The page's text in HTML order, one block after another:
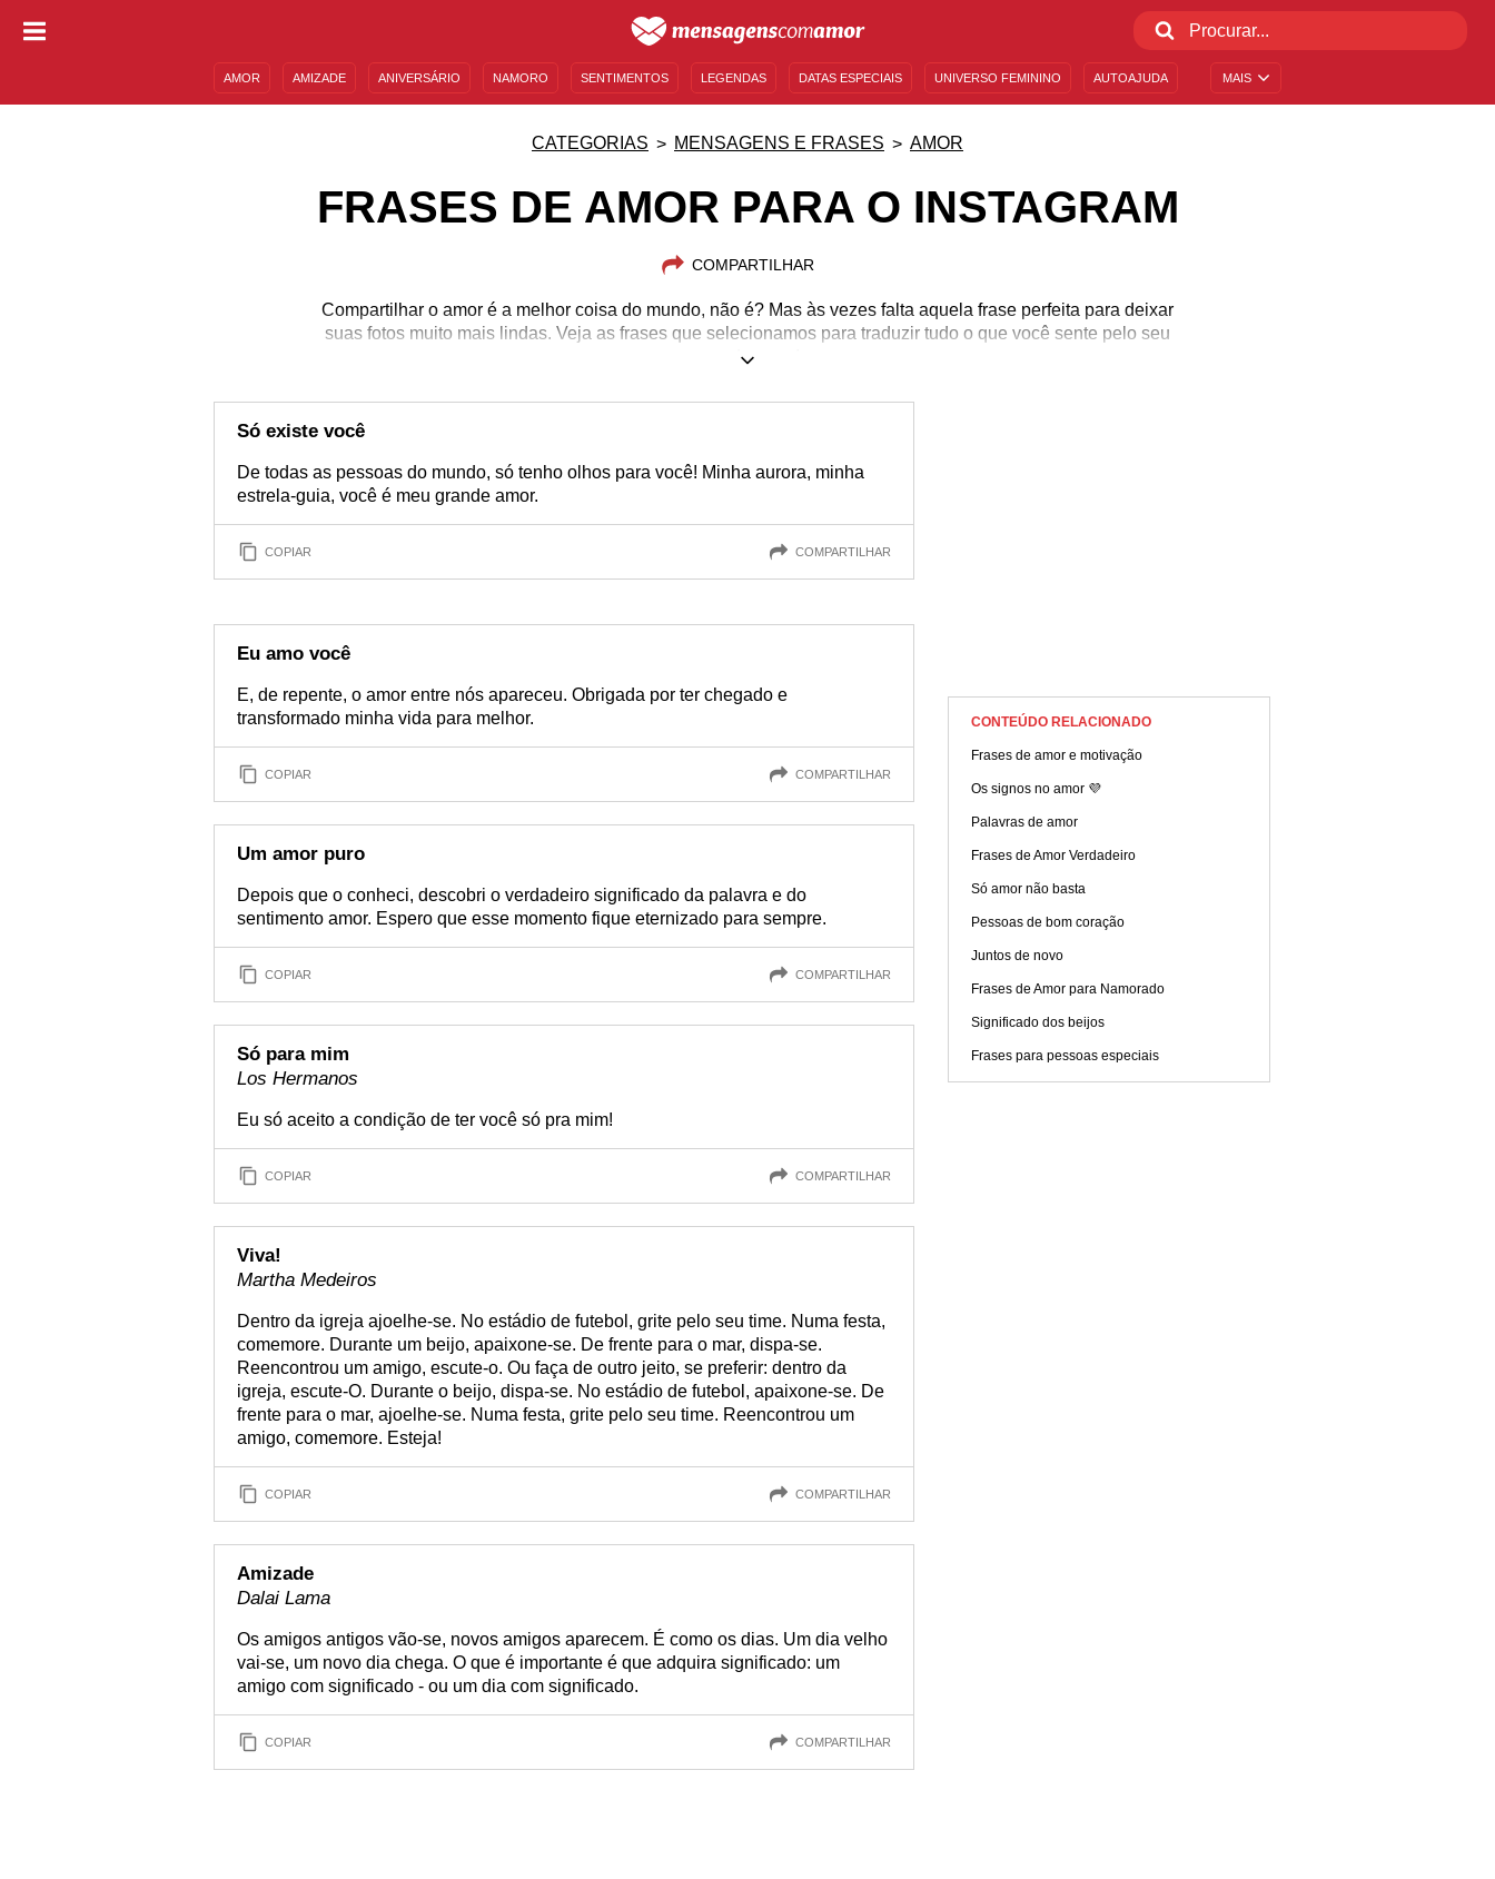
MAIS
AMOR AMIZADE ANIVERSÁRIO NAMORO SENTIMENTOS LEGENDAS DATAS ESPECIAIS UNIVERSO FEMININO AUTOAJUDA
CATEGORIAS MENSAGENS E FRASES AMOR
FRASES DE AMOR PARA O INSTAGRAM
COMPARTILHAR
Compartilhar o amor é a melhor coisa do mundo, não é? Mas às vezes falta aquela frase perfeita para deixar
suas fotos muito mais lindas. Veja as frases que selecionamos para traduzir tudo o que você sente pelo seu
grande amor!
Só existe você
De todas as pessoas do mundo, só tenho olhos para você! Minha aurora, minha
estrela-guia, você é meu grande amor.
COPIAR COMPARTILHAR
Eu amo você
E, de repente, o amor entre nós apareceu. Obrigada por ter chegado e
transformado minha vida para melhor.
COPIAR COMPARTILHAR
Um amor puro
Depois que o conheci, descobri o verdadeiro significado da palavra e do
sentimento amor. Espero que esse momento fique eternizado para sempre.
COPIAR COMPARTILHAR
Só para mim
Los Hermanos
Eu só aceito a condição de ter você só pra mim!
COPIAR COMPARTILHAR
Viva!
Martha Medeiros
Dentro da igreja ajoelhe-se. No estádio de futebol, grite pelo seu time. Numa festa,
comemore. Durante um beijo, apaixone-se. De frente para o mar, dispa-se.
Reencontrou um amigo, escute-o. Ou faça de outro jeito, se preferir: dentro da
igreja, escute-O. Durante o beijo, dispa-se. No estádio de futebol, apaixone-se. De
frente para o mar, ajoelhe-se. Numa festa, grite pelo seu time. Reencontrou um
amigo, comemore. Esteja!
COPIAR COMPARTILHAR
Amizade
Dalai Lama
Os amigos antigos vão-se, novos amigos aparecem. É como os dias. Um dia velho
vai-se, um novo dia chega. O que é importante é que adquira significado: um
amigo com significado - ou um dia com significado.
COPIAR COMPARTILHAR
CONTEÚDO RELACIONADO
Frases de amor e motivação
Os signos no amor 💜
Palavras de amor
Frases de Amor Verdadeiro
Só amor não basta
Pessoas de bom coração
Juntos de novo
Frases de Amor para Namorado
Significado dos beijos
Frases para pessoas especiais